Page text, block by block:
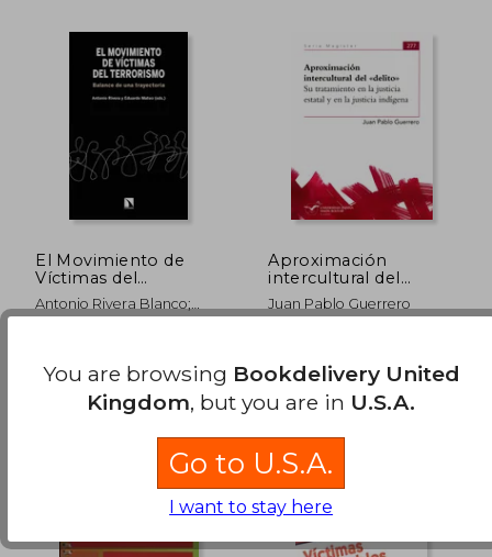
El Movimiento de
Víctimas del
Terrorismo: Balance
de una Trayectoria:
Antonio Rivera Blanco;
Eduardo Mateo
2021, 1 Edition, Paperback,
New
Aproximación
intercultural del
delito. Su tratamiento
en la justicia estatal y
Juan Pablo Guerrero
Bolívar, 2020, Paperback,
New
You are browsing Bookdelivery United
Kingdom, but you are in U.S.A.
Go to U.S.A.
I want to stay here